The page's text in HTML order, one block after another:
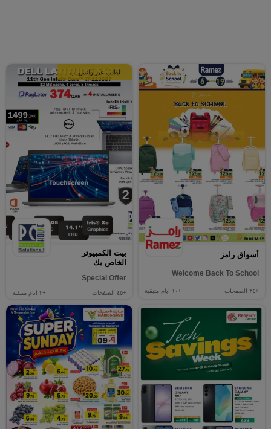
أسواق رامز
Welcome Back To School
+٣٤ الصفحات +١٠ ايام متبقية
اطلب عبر واتس آب
بيت الكمبيوتر
الخاص بك
Special Offer
+٤٥ الصفحات +٢ ايام متبقية